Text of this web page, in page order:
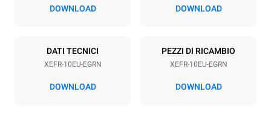
380-415V 3N~ / 220-240V
3~
15,5 kW
50 / 60 Hz NON INCLUSO
DOWNLOAD DOWNLOAD
DATI TECNICI
XEFR-10EU-EGRN
DOWNLOAD
PEZZI DI RICAMBIO
XEFR-10EU-EGRN
DOWNLOAD